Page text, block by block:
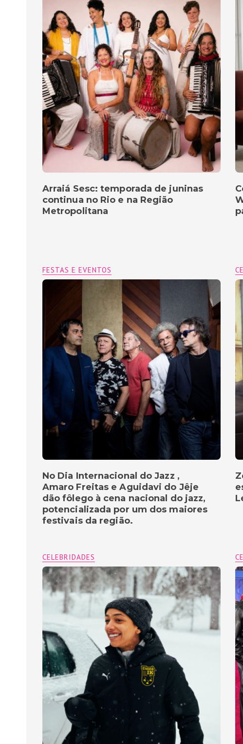
Arraiá Sesc: temporada de juninas
continua no Rio e na Região
Metropolitana
FESTAS E EVENTOS
No Dia Internacional do Jazz ,
Amaro Freitas e Aguidavi do Jêje
dão fôlego à cena nacional do jazz,
potencializada por um dos maiores
festivais da região.
CELEBRIDADES